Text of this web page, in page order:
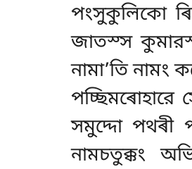
পংসুকুলিকো
জাতস্স
নামা’তি
পচ্ছিমৰোহারে
সমুদ্দো পথৰী
নামচতুক্কং